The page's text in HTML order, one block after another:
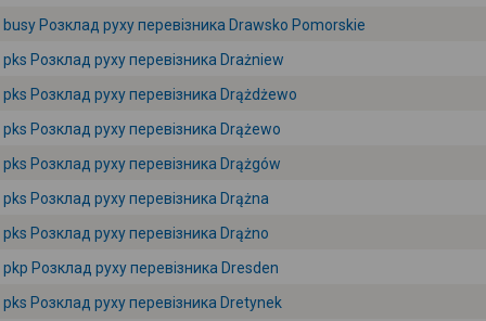
busy Розклад руху перевізника Drawsko Pomorskie
pks Розклад руху перевізника Drażniew
pks Розклад руху перевізника Drążdżewo
pks Розклад руху перевізника Drążewo
pks Розклад руху перевізника Drążgów
pks Розклад руху перевізника Drążna
pks Розклад руху перевізника Drążno
pkp Розклад руху перевізника Dresden
pks Розклад руху перевізника Dretynek